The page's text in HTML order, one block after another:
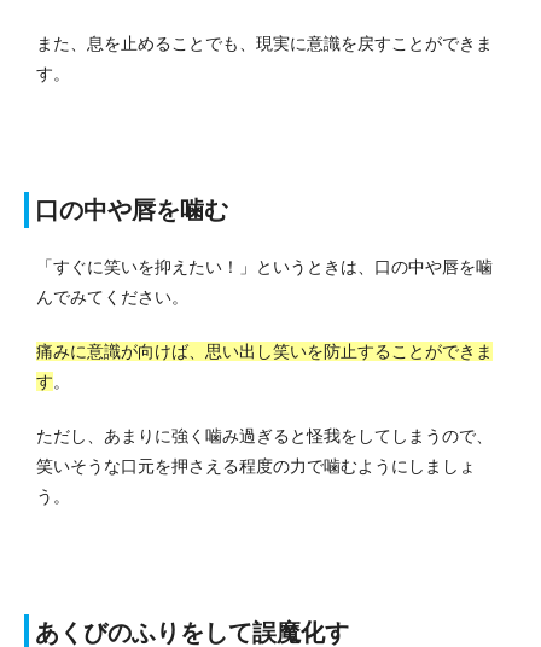
また、息を止めることでも、現実に意識を戻すことができま
す。
口の中や唇を噛む
「すぐに笑いを抑えたい！」というときは、口の中や唇を噛
んでみてください。
痛みに意識が向けば、思い出し笑いを防止することができま
す。
ただし、あまりに強く噛み過ぎると怪我をしてしまうので、
笑いそうな口元を押さえる程度の力で噛むようにしましょ
う。
あくびのふりをして誤魔化す